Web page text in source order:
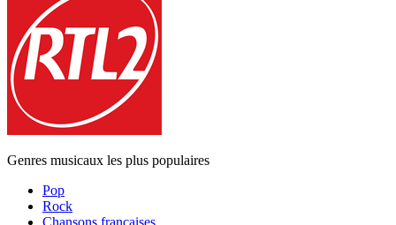
Genres musicaux les plus populaires
Pop
Rock